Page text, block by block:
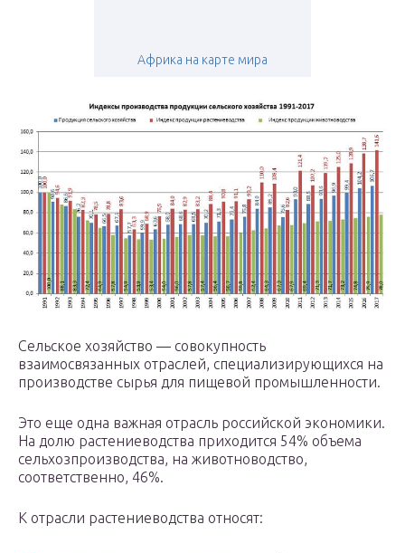
Африка на карте мира
Сельское хозяйство — совокупность
взаимосвязанных отраслей, специализирующихся на
производстве сырья для пищевой промышленности.
Это еще одна важная отрасль российской экономики.
На долю растениеводства приходится 54% объема
сельхозпроизводства, на животноводство,
соответственно, 46%.
К отрасли растениеводства относят: